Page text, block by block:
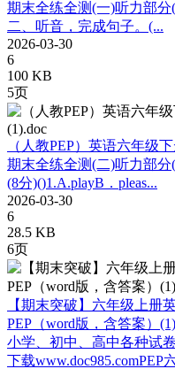
期末全练全测(一)听力部
二、听音，完成句子。(...
2026-03-30
6
100 KB
5页
（人教PEP）英语六年级
期末全练全测(二)听力部分
(8分)()1.A.playB．pleas...
2026-03-30
6
28.5 KB
6页
【期末突破】六年级上册
PEP（word版，含答案）
小学、初中、高中各种试
下载www.doc985.comPEP